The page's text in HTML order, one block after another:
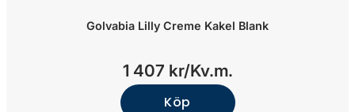
Golvabia Lilly Creme Kakel Blank
1 407 kr/Kv.m.
Köp